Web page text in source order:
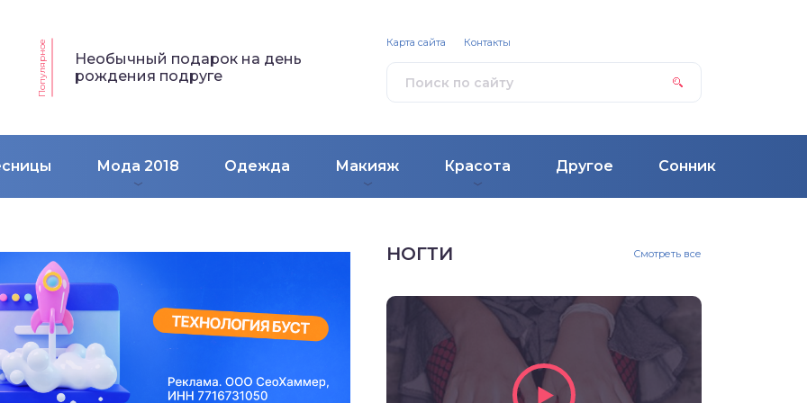
Популярное
Необычный подарок на день
рождения подруге
Мода 2018 Одежда Макияж Красота Другое Сонник
Карта сайта Контакты
НОГТИ Смотреть все